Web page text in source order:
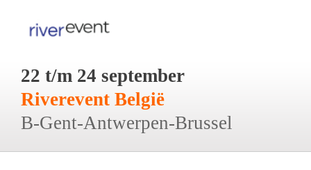
22 t/m 24 september
Riverevent België
B-Gent-Antwerpen-Brussel